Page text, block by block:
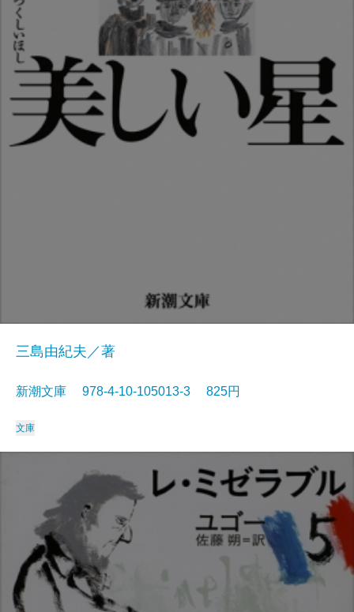
三島由紀夫／著
新潮文庫 978-4-10-105013-3 825円
文庫